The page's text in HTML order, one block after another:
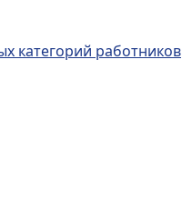
категорий работников